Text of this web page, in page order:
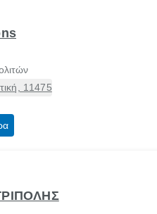
11475